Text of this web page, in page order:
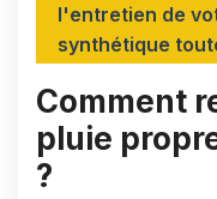
l'entretien de
synthétique
Comment
pluie
?